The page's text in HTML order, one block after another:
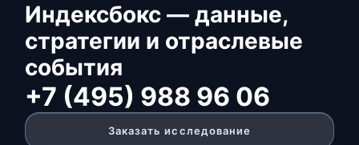
Индексбокс — данные,
стратегии и отраслевые
события
+7 (495) 988 96 06
Заказать исследование